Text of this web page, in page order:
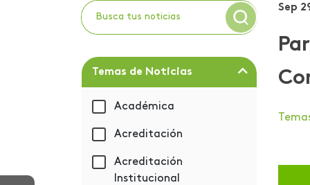
Temas de Noticias
Académica
Acreditación
Acreditación
Institucional
Sep